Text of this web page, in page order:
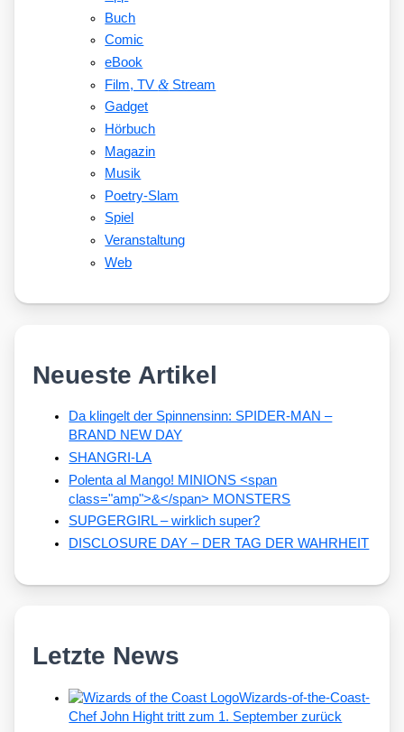
Buch
Comic
eBook
Film, TV&Stream
Gadget
Hörbuch
Magazin
Musik
Poetry-Slam
Spiel
Veranstaltung
Web
Neueste Artikel
Da klingelt der Spinnensinn: SPIDER-MAN –
BRAND NEW DAY
SHANGRI-LA
Polenta al Mango! MINIONS <span
class="amp">&</span> MONSTERS
SUPGERGIRL – wirklich super?
DISCLOSURE DAY – DER TAG DER WAHRHEIT
Letzte News
Wizards-of-the-Coast-
Chef John Hight tritt zum 1. September zurück